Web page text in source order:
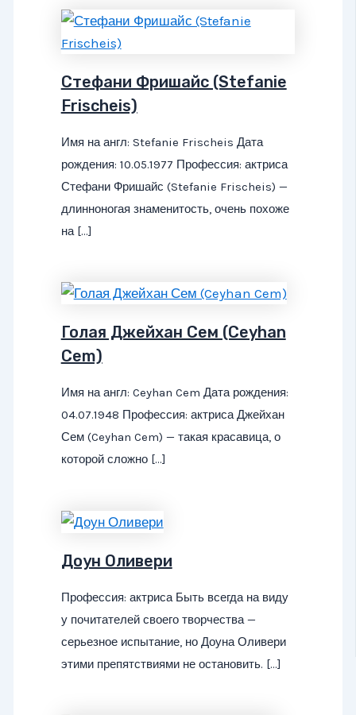
Стефани Фришайс (Stefanie
Frischeis)
Имя на англ: Stefanie Frischeis Дата
рождения: 10.05.1977 Профессия: актриса
Стефани Фришайс (Stefanie Frischeis) —
длинноногая знаменитость, очень похоже
на […]
Голая Джейхан Сем (Ceyhan
Cem)
Имя на англ: Ceyhan Cem Дата рождения:
04.07.1948 Профессия: актриса Джейхан
Сем (Ceyhan Cem) — такая красавица, о
которой сложно […]
Доун Оливери
Профессия: актриса Быть всегда на виду
у почитателей своего творчества —
серьезное испытание, но Доуна Оливери
этими препятствиями не остановить. […]